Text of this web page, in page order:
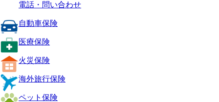
電話・問い合わせ
自動車保険
医療保険
火災保険
海外旅行保険
ペット保険